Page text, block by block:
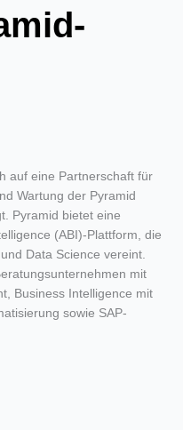
auf eine Partnerschaft für
Wartung der Pyramid
Pyramid bietet eine
(ABI)-Plattform, die
Data Science vereint.
mit
Business Intelligence mit
sowie SAP-